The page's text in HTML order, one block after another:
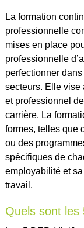
La formation
professionnelle
mises en place
professionnelle
perfectionner
secteurs. Elle vise
et professionnel
carrière. La
formes, telles que
ou des
spécifiques de
employabilité et
travail.
Quels sont les